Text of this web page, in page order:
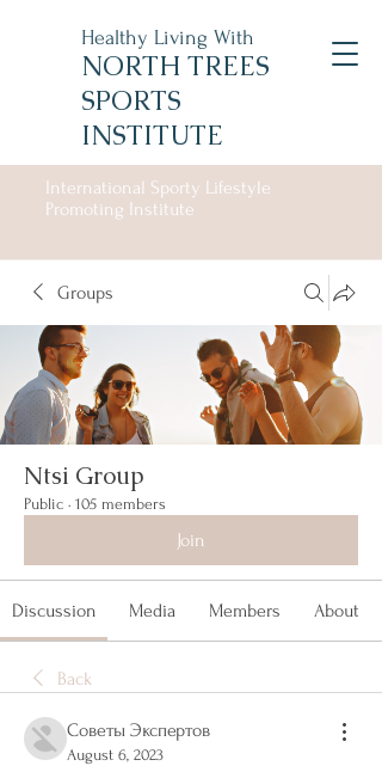
Healthy Living With
NORTH TREES
SPORTS
INSTITUTE
International Sporty Lifestyle
Promoting Institute
Groups
Ntsi Group
Public · 105 members
Join
Discussion Media Members About
Back
Советы Экспертов
August 6, 2023